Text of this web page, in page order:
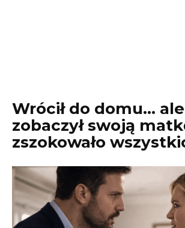
Wrócił do domu…
zobaczył swoją
zszokowało